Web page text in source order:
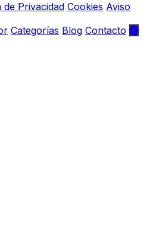
de Privacidad Cookies Aviso
Categorías Blog Contacto